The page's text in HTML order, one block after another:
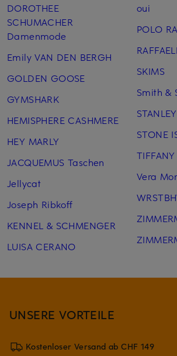
DOROTHEE
SCHUMACHER
Damenmode
Emily VAN DEN BERGH
GOLDEN GOOSE
GYMSHARK
HEMISPHERE CASHMERE
HEY MARLY
JACQUEMUS Taschen
Jellycat
Joseph Ribkoff
KENNEL & SCHMENGER
LUISA CERANO
oui
POLO
SKIMS
Smith &
STANLEY
STONE
Vera
UNSERE VORTEILE
Kostenloser Versand ab CHF 149